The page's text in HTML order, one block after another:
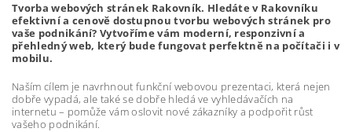
Tvorba webových stránek Rakovník. Hledáte v Rakovníku
efektivní a cenově dostupnou tvorbu webových stránek pro
vaše podnikání? Vytvoříme vám moderní, responzivní a
přehledný web, který bude fungovat perfektně na počítači i v
mobilu.
Naším cílem je navrhnout funkční webovou prezentaci, která nejen
dobře vypadá, ale také se dobře hledá ve vyhledávačích na
internetu – pomůže vám oslovit nové zákazníky a podpořit růst
vašeho podnikání.